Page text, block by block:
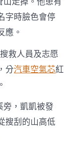
二
百
找
OSDER
奧
台
北
汽
車
字時臉色會停
應。
救人員及志愿
分汽車空氣芯紅
，凱凱被發
搜刮的山高低